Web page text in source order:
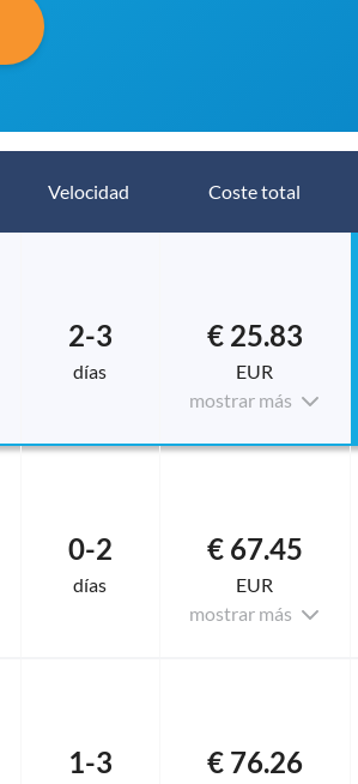
Velocidad Coste total
2-3
días
€ 25.83
EUR
mostrar más
0-2
días
€ 67.45
EUR
mostrar más
1-3 € 76.26